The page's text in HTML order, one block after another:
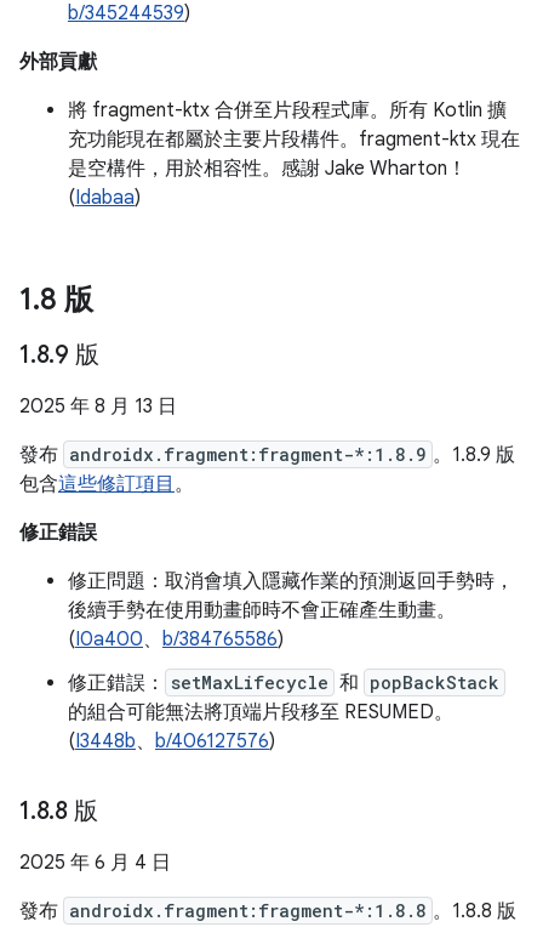
b/345244539)
外部貢獻
將 fragment-ktx 合併至片段程式庫。所有 Kotlin 擴
充功能現在都屬於主要片段構件。fragment-ktx 現在
是空構件，用於相容性。感謝 Jake Wharton！
(Idabaa)
1.8 版
1.8.9 版
2025 年 8 月 13 日
發布 androidx.fragment:fragment-*:1.8.9 。1.8.9 版
包含這些修訂項目 。
修正錯誤
修正問題：取消會填入隱藏作業的預測返回手勢時，
後續手勢在使用動畫師時不會正確產生動畫。
(I0a400、 b/384765586)
修正錯誤：
setMaxLifecycle 和 popBackStack
的組合可能無法將頂端片段移至 RESUMED。
(I3448b、 b/406127576)
1.8.8 版
2025 年 6 月 4 日
發布 androidx.fragment:fragment-*:1.8.8 。1.8.8 版